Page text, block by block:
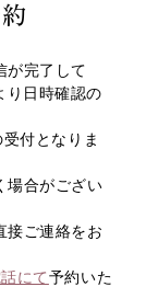
が完了して
り日時確認の
付となりま
場合がござい
接ご連絡をお
にて予約いた